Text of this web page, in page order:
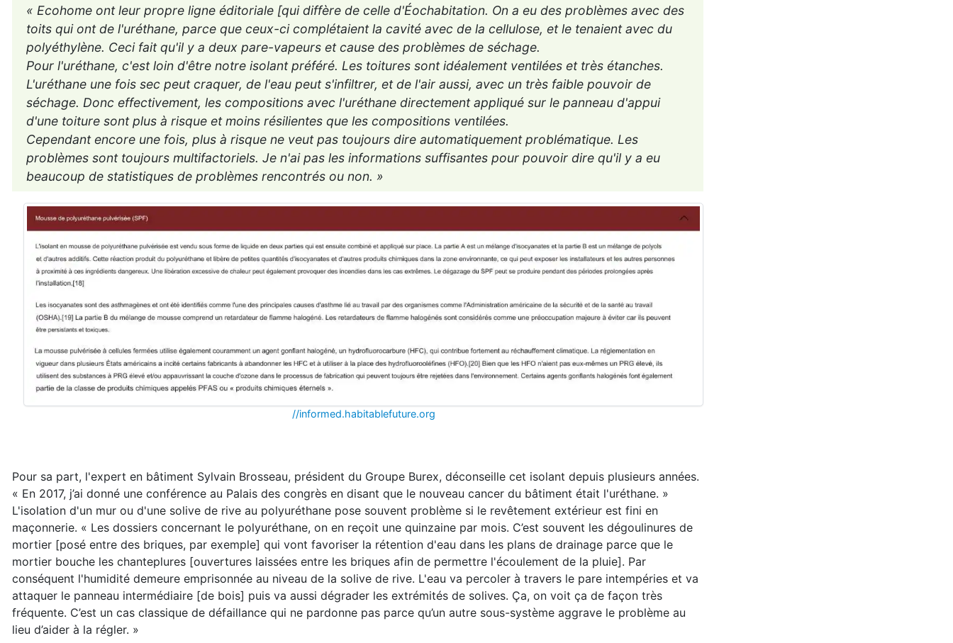
« Ecohome ont leur propre ligne éditoriale [qui diffère de celle d'Éochabitation. On a eu des problèmes avec des
toits qui ont de l'uréthane, parce que ceux-ci complétaient la cavité avec de la cellulose, et le tenaient avec du
polyéthylène. Ceci fait qu'il y a deux pare-vapeurs et cause des problèmes de séchage.
Pour l'uréthane, c'est loin d'être notre isolant préféré. Les toitures sont idéalement ventilées et très étanches.
L'uréthane une fois sec peut craquer, de l'eau peut s'infiltrer, et de l'air aussi, avec un très faible pouvoir de
séchage. Donc effectivement, les compositions avec l'uréthane directement appliqué sur le panneau d'appui
d'une toiture sont plus à risque et moins résilientes que les compositions ventilées.
Cependant encore une fois, plus à risque ne veut pas toujours dire automatiquement problématique. Les
problèmes sont toujours multifactoriels. Je n'ai pas les informations suffisantes pour pouvoir dire qu'il y a eu
beaucoup de statistiques de problèmes rencontrés ou non. »
//informed.habitablefuture.org
Pour sa part, l'expert en bâtiment Sylvain Brosseau, président du Groupe Burex, déconseille cet isolant depuis plusieurs années.
« En 2017, j’ai donné une conférence au Palais des congrès en disant que le nouveau cancer du bâtiment était l'uréthane. »
L'isolation d'un mur ou d'une solive de rive au polyuréthane pose souvent problème si le revêtement extérieur est fini en
maçonnerie. « Les dossiers concernant le polyuréthane, on en reçoit une quinzaine par mois. C’est souvent les dégoulinures de
mortier [posé entre des briques, par exemple] qui vont favoriser la rétention d'eau dans les plans de drainage parce que le
mortier bouche les chanteplures [ouvertures laissées entre les briques afin de permettre l'écoulement de la pluie]. Par
conséquent l'humidité demeure emprisonnée au niveau de la solive de rive. L'eau va percoler à travers le pare intempéries et va
attaquer le panneau intermédiaire [de bois] puis va aussi dégrader les extrémités de solives. Ça, on voit ça de façon très
fréquente. C’est un cas classique de défaillance qui ne pardonne pas parce qu’un autre sous-système aggrave le problème au
lieu d’aider à la régler. »